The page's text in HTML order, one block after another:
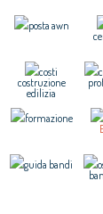
posta awn
costi
costruzione
edilizia
formazione
guida bandi